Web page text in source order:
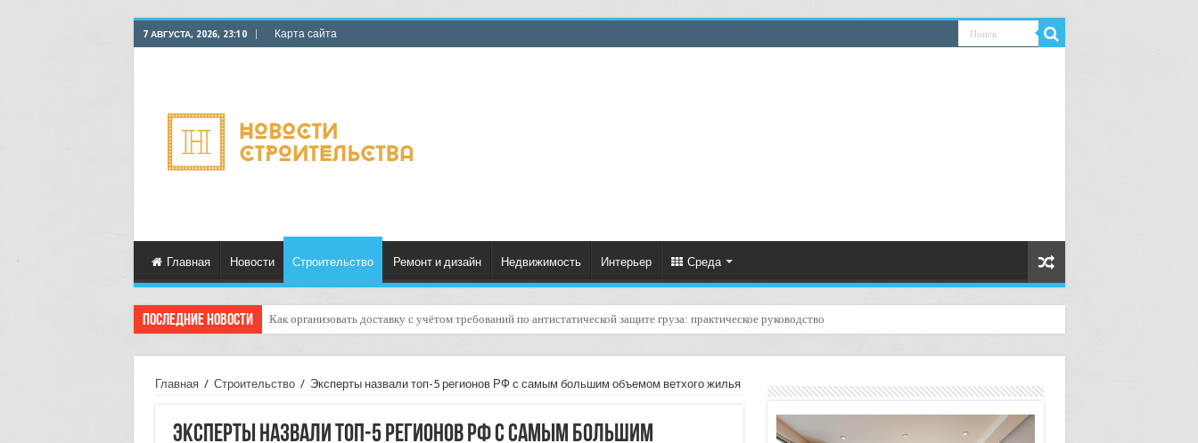
7 АВГУСТА, 2026, 23:10 Карта сайта
Главная Новости Строительство Ремонт и дизайн Недвижимость Интерьер Среда
Последние новости Доставка грузов с услугой «маркировка по стандартам маркетплейсов»: как организовать без сюрпризов
Главная / Строительство / Эксперты назвали топ-5 регионов РФ с самым большим объемом ветхого жилья
Эксперты назвали топ-5 регионов РФ с самым большим